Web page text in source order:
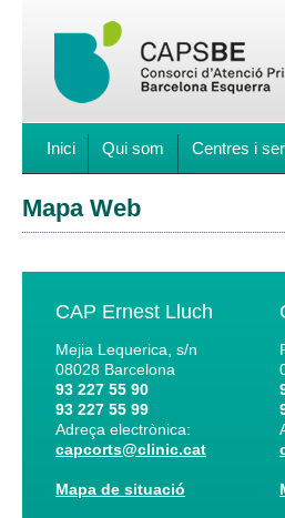
Inici Qui som Centres i
Mapa Web
CAP Ernest Lluch
Mejia Lequerica, s/n
08028 Barcelona
93 227 55 90
93 227 55 99
Adreça electrònica:
capcorts@clinic.cat
Mapa de situació